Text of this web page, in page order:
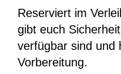
Reserviert im
gibt euch
verfügbar sind und
Vorbereitung.